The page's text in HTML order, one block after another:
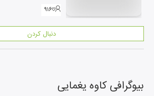
۹۱۶
دنبال کردن
بیوگرافیکاوه یغمایی